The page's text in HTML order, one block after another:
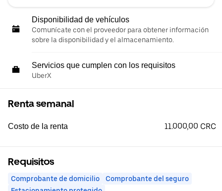
Disponibilidad de vehículos
Comunícate con el proveedor para obtener información
sobre la disponibilidad y el almacenamiento.
Servicios que cumplen con los requisitos
UberX
Renta semanal
Costo de la renta 11.000,00 CRC
Requisitos
Comprobante de domicilio
Comprobante del seguro